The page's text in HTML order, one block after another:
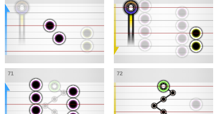
71 72